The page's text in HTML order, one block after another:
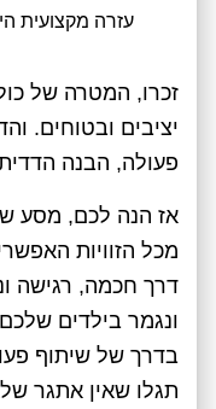
עזרה מקצועית
זכרו, המטרה של
יציבים ובטוחים.
פעולה, הבנה
אז הנה לכם, מסע
מכל הזוויות
דרך חכמה, רגישה
ונגמר בילדים
בדרך של שיתוף
תגלו שאין אתגר